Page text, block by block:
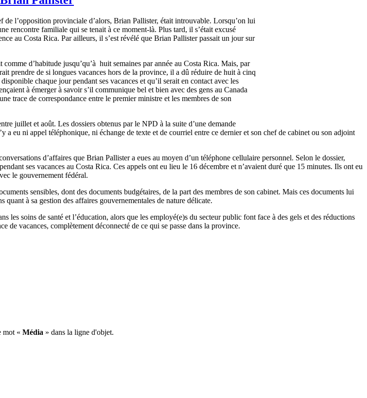
l’opposition provinciale d’alors, Brian Pallister, était introuvable. Lorsqu’on lui
rencontre familiale qui se tenait à ce moment-là. Plus tard, il s’était excusé
au Costa Rica. Par ailleurs, il s’est révélé que Brian Pallister passait un jour sur
d’habitude jusqu’qu’à huit semaines par année au Costa Rica. Mais, par
prendre de si longues vacances hors de la province, il a dû réduire de huit à cinq
chaque jour pendant ses vacances et qu’il serait en contact avec les
à émerger à savoir s’il communique bel et bien avec des gens au Canada
trace de correspondance entre le premier ministre et les membres de son
juillet et août. Les dossiers obtenus par le NPD à la suite d’une demande
eu ni appel téléphonique, ni échange de texte et de courriel entre ce dernier et son chef de cabinet ou son adjoint
d’affaires que Brian Pallister a eues au moyen d’un téléphone cellulaire personnel. Selon le dossier,
ses vacances au Costa Rica. Ces appels ont eu lieu le 16 décembre et n’avaient duré que 15 minutes. Ils ont eu
le gouvernement fédéral.
sensibles, dont des documents budgétaires, de la part des membres de son cabinet. Mais ces documents lui
quant à sa gestion des affaires gouvernementales de nature délicate.
les soins de santé et l’éducation, alors que les employé(e)s du secteur public font face à des gels et des réductions
de vacances, complètement déconnecté de ce qui se passe dans la province.
mot « Média » dans la ligne d'objet.